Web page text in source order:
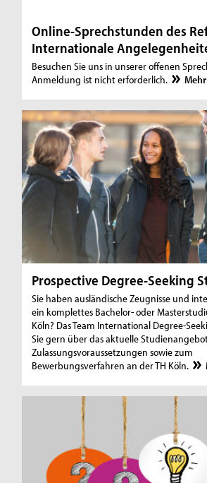
Online-Sprechstunden des
Internationale
Besuchen Sie uns in unserer offenen
Anmeldung ist nicht erforderlich.
Mehr
Prospective Degree-Seeking
Sie haben ausländische Zeugnisse und
ein komplettes Bachelor- oder
Köln? Das Team International Degree-
Sie gern über das aktuelle
Zulassungsvoraussetzungen sowie zum
Bewerbungsverfahren an der TH Köln.